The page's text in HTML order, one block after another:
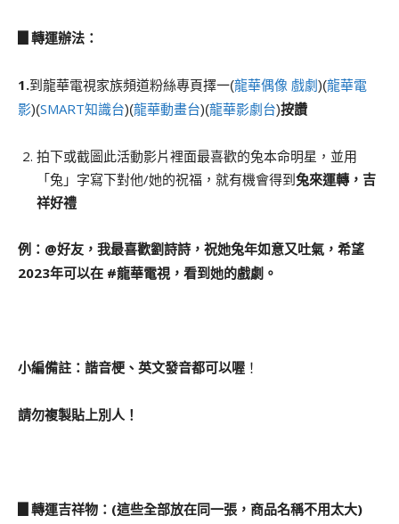
▊轉運辦法：
1.到龍華電視家族頻道粉絲專頁擇一(龍華偶像 戲劇)(龍華電
影)(SMART知識台)(龍華動畫台)(龍華影劇台)按讚
拍下或截圖此活動影片裡面最喜歡的兔本命明星，並用
「兔」字寫下對他/她的祝福，就有機會得到兔來運轉，吉
祥好禮
例：@好友，我最喜歡劉詩詩，祝她兔年如意又吐氣，希望
2023年可以在 #龍華電視，看到她的戲劇。
小編備註：諧音梗、英文發音都可以喔 ！
請勿複製貼上別人！
▊轉運吉祥物：(這些全部放在同一張，商品名稱不用太大)